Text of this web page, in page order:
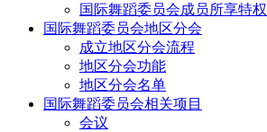
国际舞蹈委员会成员所享特权
国际舞蹈委员会地区分会
成立地区分会流程
地区分会功能
地区分会名单
国际舞蹈委员会相关项目
会议